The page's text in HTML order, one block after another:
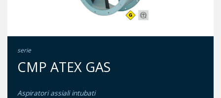
serie
CMP ATEX GAS
Aspiratori assiali intubati